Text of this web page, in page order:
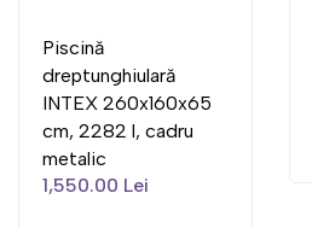
Piscină
dreptunghiulară
INTEX 260x160x65
cm, 2282 l, cadru
metalic
1,550.00 Lei